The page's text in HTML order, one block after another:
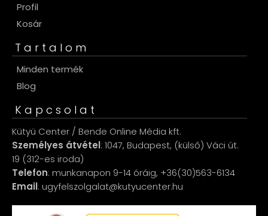
Profil
Kosár
Tartalom
Minden termék
Blog
Kapcsolat
Kütyü Center / Bende Online Média kft.
Személyes átvétel: 1047, Budapest, (külső) Váci út.
19 (312-es iroda)
Telefon: munkanapon 9-14 óráig, +36(30)563-6134
Email: ugyfelszolgalat@kutyucenter.hu